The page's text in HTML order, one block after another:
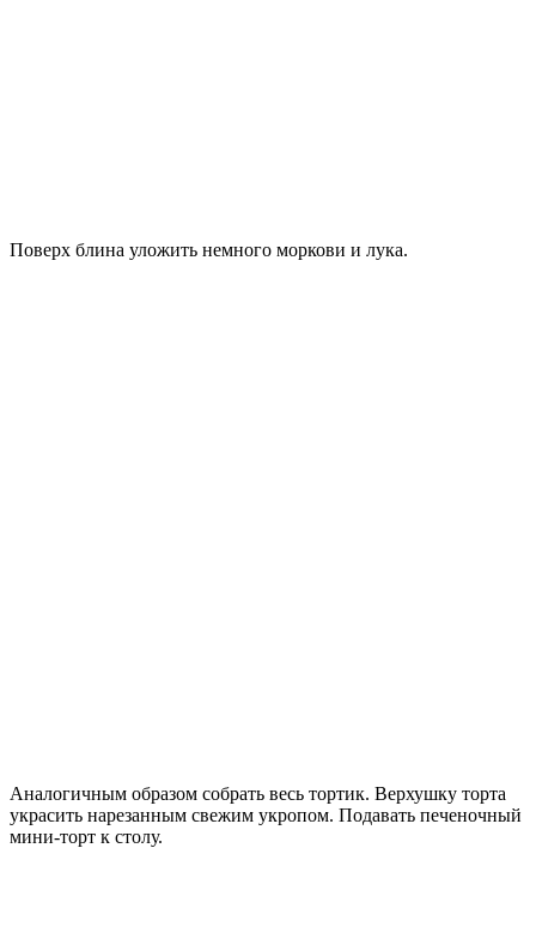
Поверх блина уложить немного моркови и лука.
Аналогичным образом собрать весь тортик. Верхушку торта
украсить нарезанным свежим укропом. Подавать печеночный
мини-торт к столу.